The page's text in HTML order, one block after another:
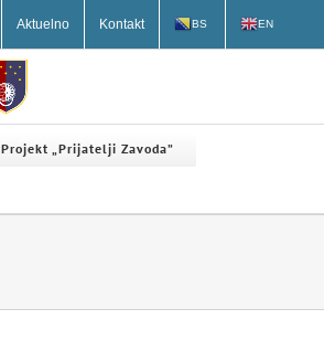
Aktuelno Kontakt BS EN
Projekt „Prijatelji Zavoda”